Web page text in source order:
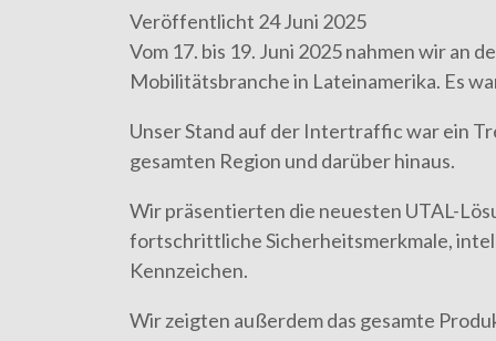
Veröffentlicht 24 Juni 2025
Vom 17. bis 19. Juni 2025 nahmen wir an
Mobilitätsbranche in Lateinamerika. Es
Unser Stand auf der Intertraffic war ein
gesamten Region und darüber hinaus.
Wir präsentierten die neuesten UTAL-
fortschrittliche Sicherheitsmerkmale,
Kennzeichen.
Wir zeigten außerdem das gesamte